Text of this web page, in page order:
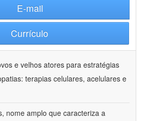
E-mail
Currículo
e velhos atores para estratégias
terapias celulares, acelulares e
nome amplo que caracteriza a